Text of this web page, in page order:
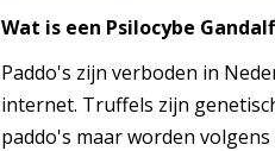
Wat is een Psilocybe
Paddo's zijn verboden in
internet. Truffels zijn
paddo's maar worden